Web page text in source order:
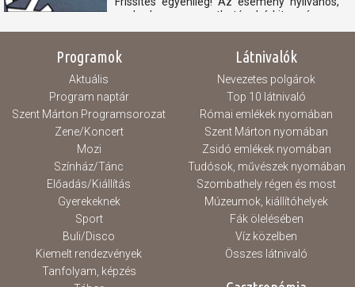
szabadon megosztható, bárkit szívesen
Programok
Aktuális
Program naptár
Szent Márton Programsorozat
Zene/Koncert
Mozi
Színház/Tánc
Előadás/Kiállítás
Gyerekeknek
Sport
Buli/Disco
Kiemelt rendezvények
Tanfolyam, képzés
Látnivalók
Nevezetes polgárok
Top 10 látnivaló
Római emlékek nyomában
Szent Márton nyomában
Zsidó emlékek nyomában
Tudósok, művészek nyomában
Szombathely régen és most
Múzeumok, kiállítóhelyek
Fák ölelésében
Víz közelben
Összes látnivaló